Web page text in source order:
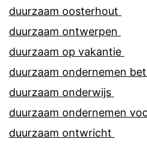
duurzaam oosterhout
duurzaam ontwerpen
duurzaam op vakantie
duurzaam ondernemen
duurzaam onderwijs
duurzaam ondernemen
duurzaam ontwricht